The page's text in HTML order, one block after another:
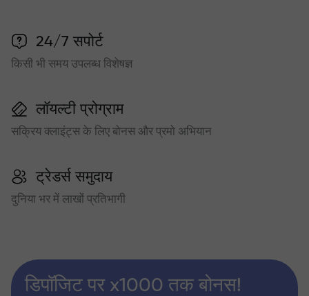
24/7 सपोर्ट
किसी भी समय उपलब्ध विशेषज्ञ
लॉयल्टी प्रोग्राम
सक्रिय क्लाइंट्स के लिए बोनस और प्रमो अभियान
ट्रेडर्स समुदाय
दुनिया भर में लाखों प्रतिभागी
डिपॉजिट पर x1000 तक बोनस!